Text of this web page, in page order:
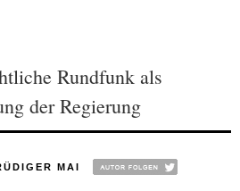
Rundfunk als
der Regierung
MAI